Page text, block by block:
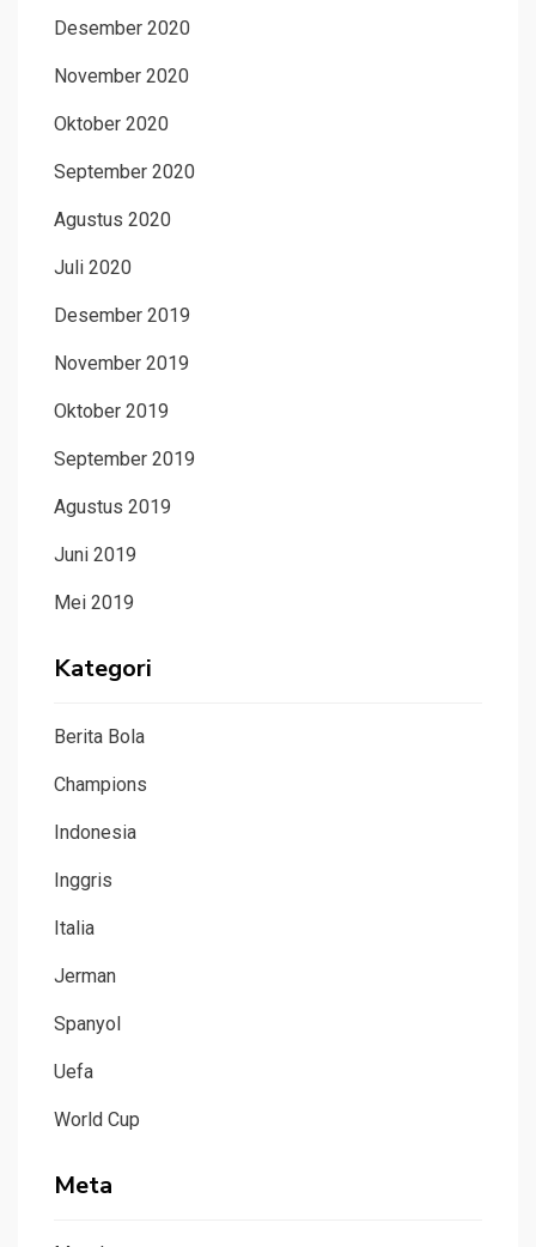
Desember 2020
November 2020
Oktober 2020
September 2020
Agustus 2020
Juli 2020
Desember 2019
November 2019
Oktober 2019
September 2019
Agustus 2019
Juni 2019
Mei 2019
Kategori
Berita Bola
Champions
Indonesia
Inggris
Italia
Jerman
Spanyol
Uefa
World Cup
Meta